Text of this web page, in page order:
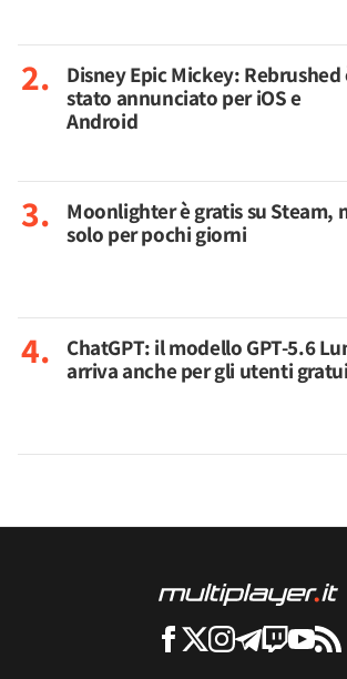
Disney Epic Mickey: Rebrushed
stato annunciato per iOS e
Android
Moonlighter è gratis su Steam,
solo per pochi giorni
ChatGPT: il modello GPT-5.6
arriva anche per gli utenti